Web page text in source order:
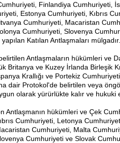
Finlandiya Cumhuriyeti,
Estonya Cumhuriyeti, Kıbrıs
Cumhuriyeti, Macaristan
Cumhuriyeti, Slovenya
Katılan Antlaşmaları mülgadır.
Antlaşmaların hükümleri ve
Britanya ve Kuzey İrlanda Birleşik
Krallığı ve Portekiz Cumhuriyeti
dair Protokol'de belirtilen veya
olarak yürürlükte kalır ve hukuki
Antlaşmanın hükümleri ve Çek
Cumhuriyeti, Letonya
Cumhuriyeti, Malta
Cumhuriyeti ve Slovak